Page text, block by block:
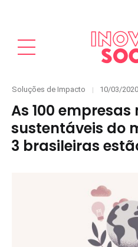
Categories
Soluções de Impacto
Posted
10/03/2020
As 100 empresas
sustentáveis do
3 brasileiras